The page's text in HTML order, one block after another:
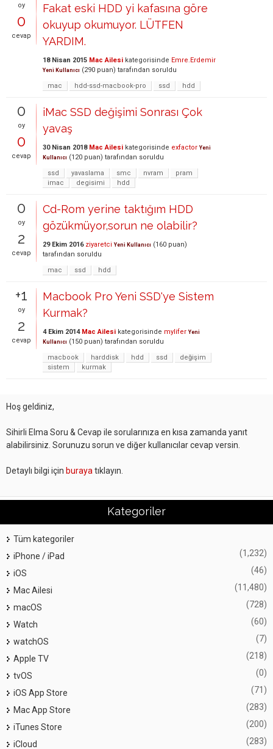
oy
0
cevap
Fakat eski HDD yi kafasına göre
okuyup okumuyor. LÜTFEN
YARDIM.
18 Nisan 2015 Mac Ailesi kategorisinde Emre.Erdemir
Yeni Kullanıcı (290 puan) tarafından soruldu
mac
hdd-ssd-macbook-pro ssd hdd
0
oy
0
cevap
iMac SSD değişimi Sonrası Çok
yavaş
30 Nisan 2018 Mac Ailesi kategorisinde exfactor Yeni
Kullanıcı (120 puan) tarafından soruldu
ssd
yavaslama smc nvram
pram
imac
degisimi hdd
0
oy
2
cevap
Cd-Rom yerine taktığım HDD
gözükmüyor,sorun ne olabilir?
29 Ekim 2016 ziyaretci Yeni Kullanıcı (160 puan)
tarafından soruldu
mac
ssd hdd
+1
oy
2
cevap
Macbook Pro Yeni SSD'ye Sistem
Kurmak?
4 Ekim 2014 Mac Ailesi kategorisinde mylifer Yeni
Kullanıcı (150 puan) tarafından soruldu
macbook
harddisk hdd ssd
değişim
sistem
kurmak
Hoş geldiniz,
Sihirli Elma Soru & Cevap ile sorularınıza en kısa zamanda yanıt
alabilirsiniz. Sorunuzu sorun ve diğer kullanıcılar cevap versin.
Detaylı bilgi için buraya tıklayın.
Kategoriler
Tüm kategoriler
iPhone / iPad
(1,232)
iOS (46)
Mac Ailesi (11,480)
macOS (728)
Watch (60)
watchOS (7)
Apple TV (218)
tvOS (0)
iOS App Store (71)
Mac App Store (283)
iTunes Store (200)
iCloud (283)